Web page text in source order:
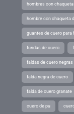
hombres con
hombre con chaqueta
guantes de cuero para
fundas de cuero
faldas de cuero negras
falda negra de cuero
falda de cuero granate
cuero de pu